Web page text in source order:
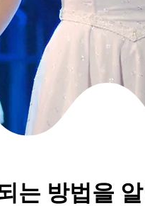
는 방법을